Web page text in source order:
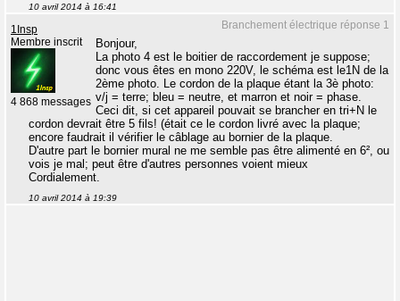
10 avril 2014 à 16:41
Branchement électrique réponse 1
1Insp
Membre inscrit
4 868 messages
Bonjour,
La photo 4 est le boitier de raccordement je suppose;
donc vous êtes en mono 220V, le schéma est le1N de la
2ème photo. Le cordon de la plaque étant la 3è photo:
v/j = terre; bleu = neutre, et marron et noir = phase.
Ceci dit, si cet appareil pouvait se brancher en tri+N le
cordon devrait être 5 fils! (était ce le cordon livré avec la plaque;
encore faudrait il vérifier le câblage au bornier de la plaque.
D'autre part le bornier mural ne me semble pas être alimenté en 6², ou
vois je mal; peut être d'autres personnes voient mieux
Cordialement.
10 avril 2014 à 19:39